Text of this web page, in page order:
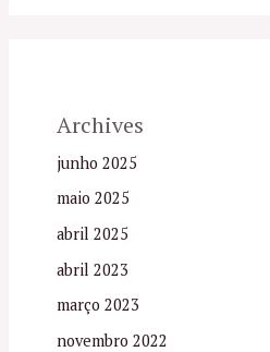
Archives
junho 2025
maio 2025
abril 2025
abril 2023
março 2023
novembro 2022